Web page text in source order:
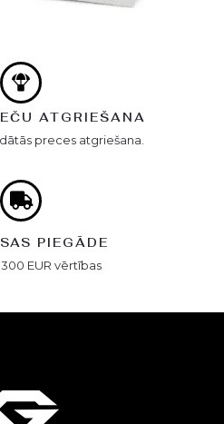
ATGRIEŠANA
preces atgriešana.
PIEGĀDE
EUR vērtības